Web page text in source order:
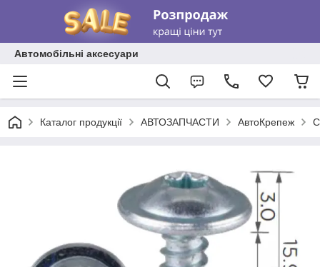
Автомобільні аксесуари
Каталог продукції АВТОЗАПЧАСТИ АвтоКрепеж